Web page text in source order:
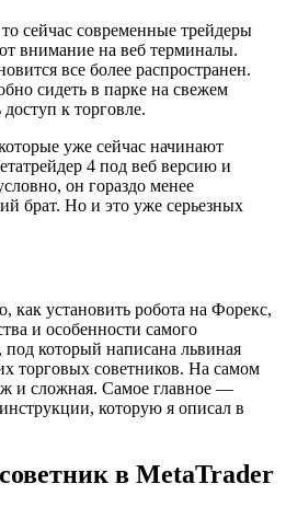
то сейчас современные трейдеры
внимание на веб терминалы.
все более распространен.
сидеть в парке на свежем
к торговле.
уже сейчас начинают
4 под веб версию и
он гораздо менее
брат. Но и это уже серьезных
как установить робота на Форекс,
и особенности самого
который написана львиная
торговых советников. На самом
и сложная. Самое главное —
которую я описал в
в MetaTrader